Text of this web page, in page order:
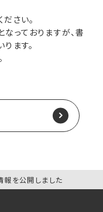
さい。
っておりますが、書
ます。
を公開しました